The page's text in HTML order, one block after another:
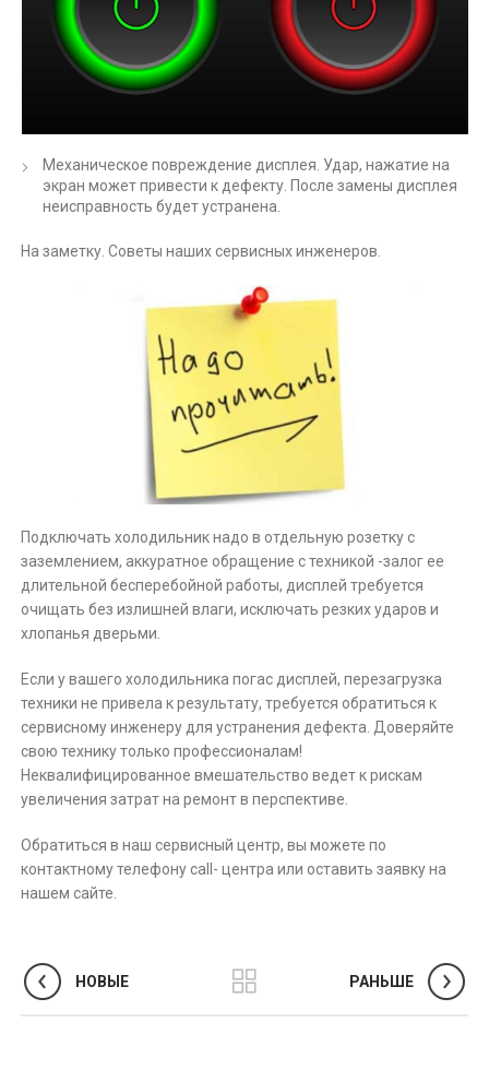
Механическое повреждение дисплея. Удар, нажатие на
экран может привести к дефекту. После замены дисплея
неисправность будет устранена.
На заметку. Советы наших сервисных инженеров.
Подключать холодильник надо в отдельную розетку с
заземлением, аккуратное обращение с техникой -залог ее
длительной бесперебойной работы, дисплей требуется
очищать без излишней влаги, исключать резких ударов и
хлопанья дверьми.
Если у вашего холодильника погас дисплей, перезагрузка
техники не привела к результату, требуется обратиться к
сервисному инженеру для устранения дефекта. Доверяйте
свою технику только профессионалам!
Неквалифицированное вмешательство ведет к рискам
увеличения затрат на ремонт в перспективе.
Обратиться в наш сервисный центр, вы можете по
контактному телефону call- центра или оставить заявку на
нашем сайте.
НОВЫЕ РАНЬШЕ